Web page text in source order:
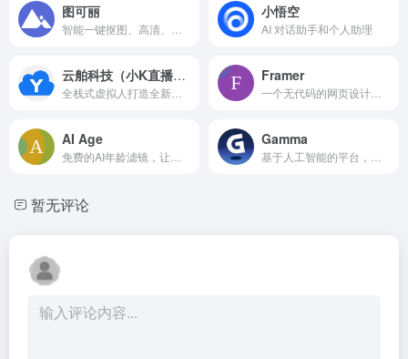
图可丽 小悟空
AI 对话助手和个人助理
云舶科技（小K直播姬） Framer
AI Age Gamma
暂无评论